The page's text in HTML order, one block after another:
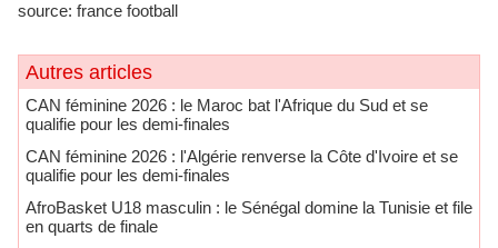
source: france football
Autres articles
CAN féminine 2026 : le Maroc bat l'Afrique du Sud et se
qualifie pour les demi-finales
CAN féminine 2026 : l'Algérie renverse la Côte d'Ivoire et se
qualifie pour les demi-finales
AfroBasket U18 masculin : le Sénégal domine la Tunisie et file
en quarts de finale